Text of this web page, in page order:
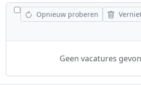
WISSEL ALLE VACATURES AF
Opnieuw proberen
Geen vacatures